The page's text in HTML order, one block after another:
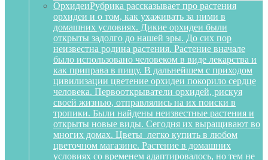
ОрхидеиРубрика рассказывает про растения
орхидеи и о том, как ухаживать за ними в
домашних условиях. Дикие орхидеи были
открыты задолго до нашей эры. До сих пор
неизвестна родина растения. Растение вначале
было использовано человеком в виде лекарства и
как приправа в пищу. В дальнейшем с приходом
цивилизации цветение орхидеи покорило сердце
человека. Первооткрыватели орхидей, рискуя
своей жизнью, отправлялись на их поиски в
тропики. Были найдены неизвестные растения и
открыты новые виды. Сегодня их выращивают во
многих домах. Цветы легко купить в любом
цветочном магазине. Растение в домашних
условиях со временем адаптировалось, но тем не